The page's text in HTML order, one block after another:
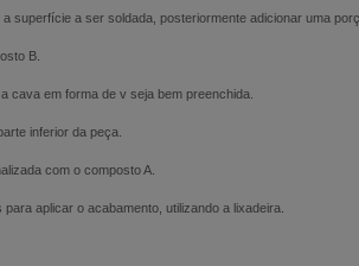
superfície a ser soldada, posteriormente adicionar uma
B.
cava em forma de v seja bem preenchida.
inferior da peça.
com o composto A.
aplicar o acabamento, utilizando a lixadeira.